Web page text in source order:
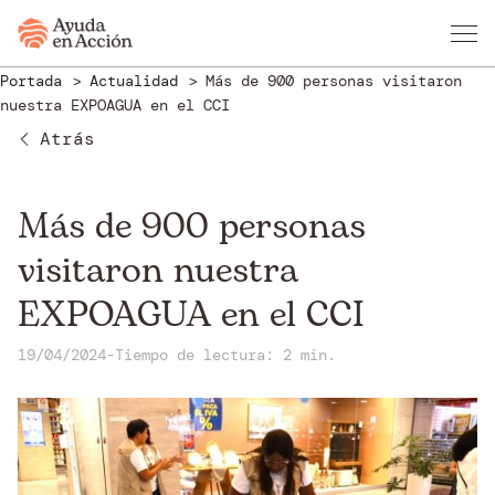
Portada Actualidad
Más de 900 personas visitaron
nuestra EXPOAGUA en el CCI
Atrás
Más de 900 personas
visitaron nuestra
EXPOAGUA en el CCI
19/04/2024-Tiempo de lectura: 2 min.